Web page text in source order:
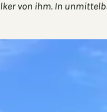
von ihm. In